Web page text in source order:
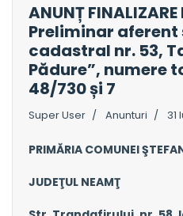
ANUNȚ
Preliminar
cadastral nr. 53,
Pădure”, numere
48/730 și 7
Super User Anunturi 31
PRIMĂRIA COMUNEI
JUDEŢUL NEAMŢ